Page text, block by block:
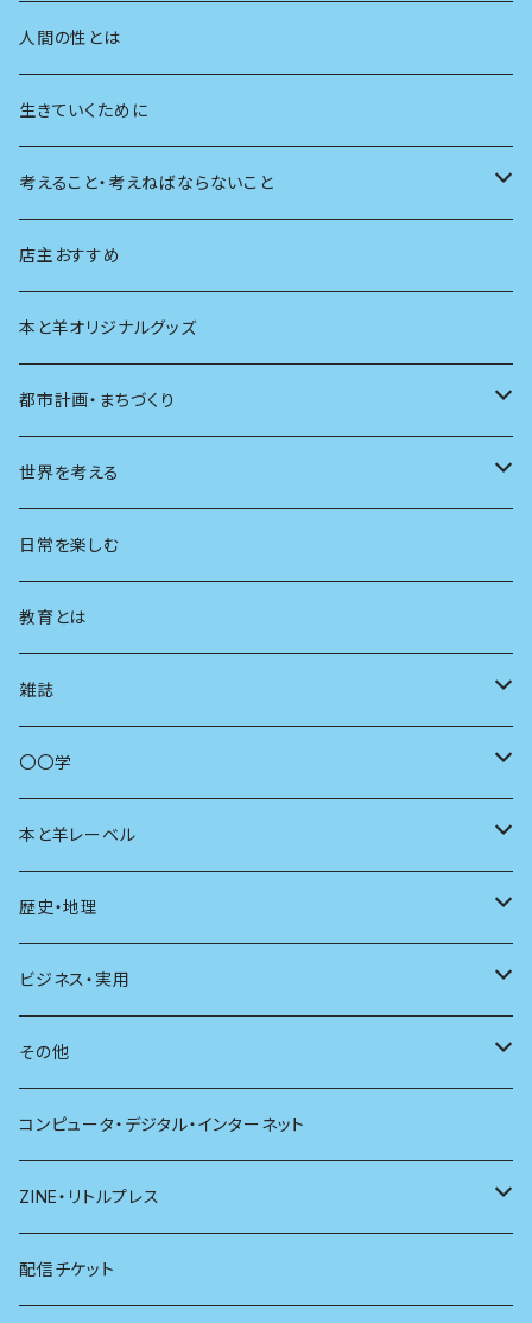
学校
動物
植物
天体
生物
人間の性とは
生きていくために
考えること・考えねばならないこと
創元社 シリーズ「あいだで考える」
店主おすすめ
本と羊オリジナルグッズ
都市計画・まちづくり
都市
地方
まちづくり
コミュニティ
商いとは
世界を考える
思想
日常を楽しむ
教育とは
雑誌
母の友
ユリイカ
現代思想
新潮
別冊太陽
〇〇学
動物
自然
科学
社会
哲学
医学
看護学
心理学
本と羊レーベル
電子版（EPub）
電子版（PDF）
歴史・地理
歴史
地理
ビジネス・実用
雷鳥社辞典シリーズ
その他
珈琲
雑貨
コンピュータ・デジタル・インターネット
ZINE・リトルプレス
電子版（EPub）
配信チケット